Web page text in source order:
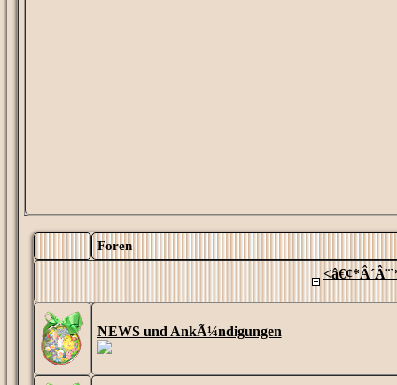
Foren
NEWS und AnkÃ¼ndigungen